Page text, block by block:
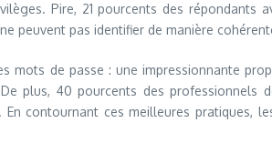
Pire, 21 pourcents des répondants
peuvent pas identifier de manière
mots de passe : une impressionnante
plus, 40 pourcents des
En contournant ces meilleures pratiques,